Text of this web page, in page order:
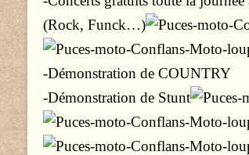
(Rock, Funck…)
-Démonstration de COUNTRY
-Démonstration de Stunt